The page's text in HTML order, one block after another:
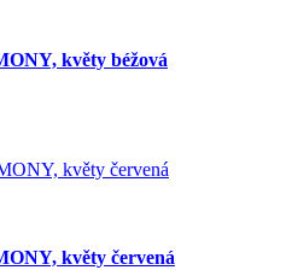
květy béžová
květy červená